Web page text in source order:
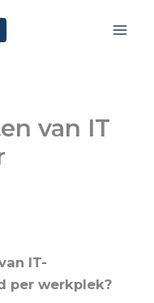
van IT
IT-
per werkplek?